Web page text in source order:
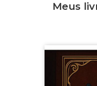
Meus